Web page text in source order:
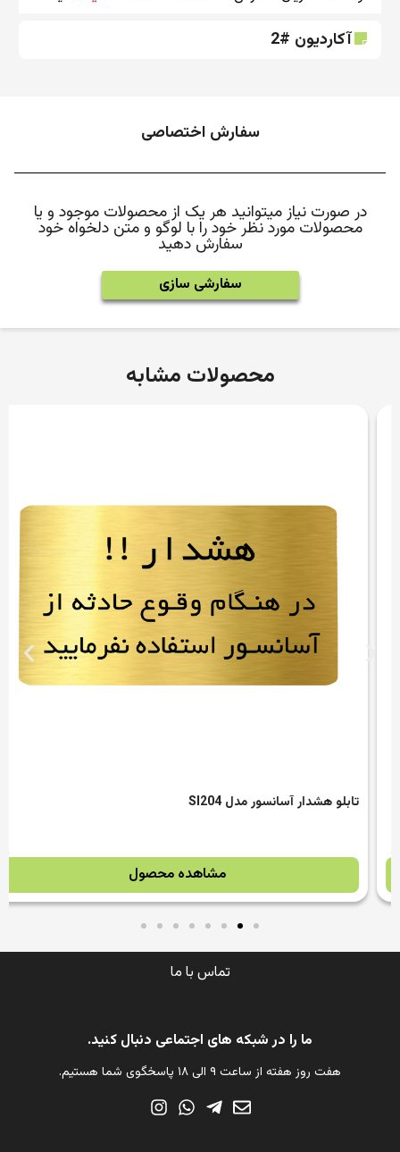
آکاردیون #2
سفارش اختصاصی
در صورت نیاز میتوانید هر یک از محصولات موجود و یا
محصولات مورد نظر خود را با لوگو و متن دلخواه خود
سفارش دهید
سفارشی سازی
محصولات مشابه
تابلو هشدار آسانسور مدل SI204
مشاهده محصول
تماس با ما
ما را در شبکه های اجتماعی دنبال کنید.
هفت روز هفته از ساعت ۹ الی ۱۸ پاسخگوی شما هستیم.